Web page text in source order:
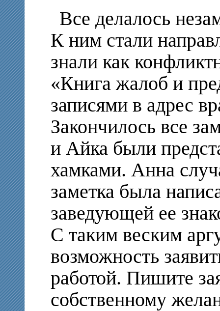
Все делалось
К ним стали
знали как
«Книга жалоб и
записями в адрес
Закончилось все
и Айка были
хамками. Анна
заметка была
заведующей ее
С таким веским
возможность
работой. Пишите
собственному